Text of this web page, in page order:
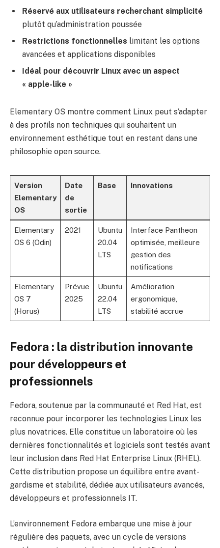
Réservé aux utilisateurs recherchant simplicité
plutôt qu’administration poussée
Restrictions fonctionnelles limitant les options
avancées et applications disponibles
Idéal pour découvrir Linux avec un aspect
« apple-like »
Elementary OS montre comment Linux peut s’adapter
à des profils non techniques qui souhaitent un
environnement esthétique tout en restant dans une
philosophie open source.
Version
Elementary
OS
Date
de
sortie
Base Innovations
Elementary
OS 6 (Odin)
2021
Ubuntu
20.04
LTS
Interface Pantheon
optimisée, meilleure
gestion des
notifications
Elementary
OS 7
(Horus)
Prévue
2025
Ubuntu
22.04
LTS
Amélioration
ergonomique,
stabilité accrue
Fedora : la distribution innovante
pour développeurs et
professionnels
Fedora, soutenue par la communauté et Red Hat, est
reconnue pour incorporer les technologies Linux les
plus novatrices. Elle constitue un laboratoire où les
dernières fonctionnalités et logiciels sont testés avant
leur inclusion dans Red Hat Enterprise Linux (RHEL).
Cette distribution propose un équilibre entre avant-
gardisme et stabilité, dédiée aux utilisateurs avancés,
développeurs et professionnels IT.
L’environnement Fedora embarque une mise à jour
régulière des paquets, avec un cycle de versions